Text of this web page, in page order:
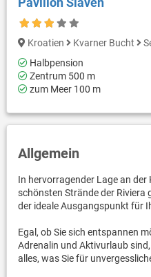
Kroatien Kvarner Bucht
Halbpension
Zentrum 500 m
zum Meer 100 m
Allgemein
In hervorragender Lage an der
schönsten Strände der Riviera
der ideale Ausgangspunkt für
Egal, ob Sie sich entspannen
Adrenalin und Aktivurlaub
alles, was Sie für